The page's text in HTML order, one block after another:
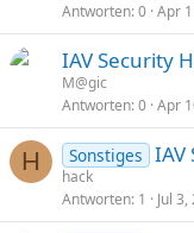
Antworten 0 Apr
IAV Security
M@gic
Antworten 0 Apr
H Sonstiges IAV
hack
Antworten 1 Jul